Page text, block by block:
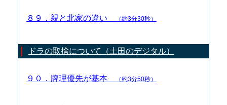
８９．親と北家の違い （約3分30秒）
ドラの取捨について（土田のデジタル）
９０．牌理優先が基本 （約3分50秒）